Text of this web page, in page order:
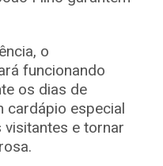
o
funcionando
os dias de
cardápio especial
e tornar